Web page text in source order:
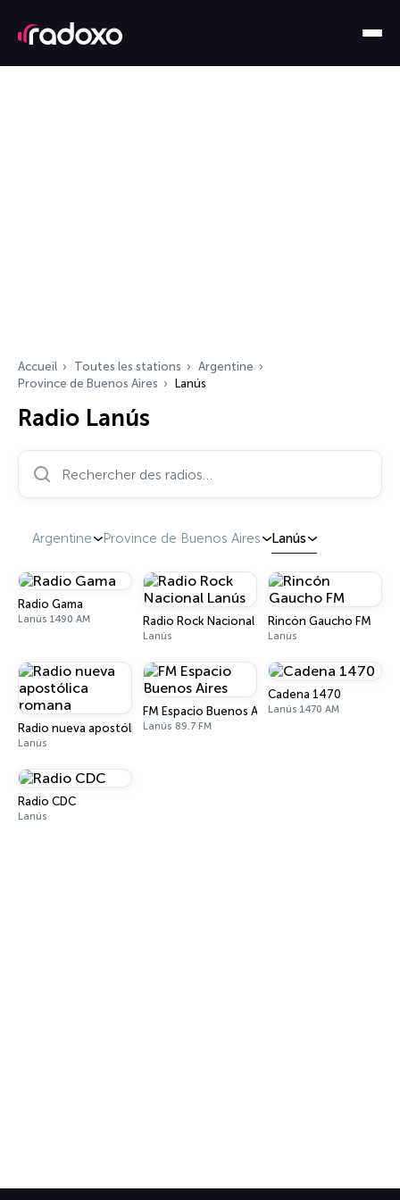
Accueil Toutes les stations
Argentine
Province de Buenos Aires
Lanús
Radio Lanús
Argentine Province de Buenos Aires Lanús
Radio Gama
Lanús 1490 AM Radio Rock Nacional Lanús
Lanús
Rincón Gaucho FM
Lanús
Radio nueva apostólica romana
Lanús
FM Espacio Buenos Aires
Lanús 89.7 FM
Cadena 1470
Lanús 1470 AM
Radio CDC
Lanús